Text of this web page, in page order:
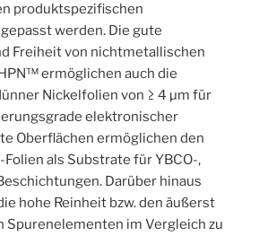
produktspezifischen
werden. Die gute
Freiheit von nichtmetallischen
ermöglichen auch die
Nickelfolien von ≥ 4 µm für
elektronischer
Oberflächen ermöglichen den
als Substrate für YBCO-,
Darüber hinaus
hohe Reinheit bzw. den äußerst
Spurenelementen im Vergleich zu